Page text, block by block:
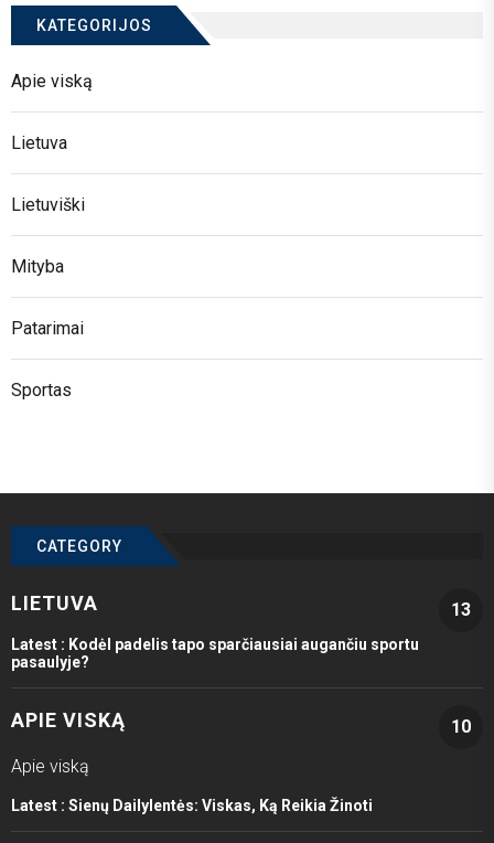
KATEGORIJOS
Apie viską
Lietuva
Lietuviški
Mityba
Patarimai
Sportas
CATEGORY
LIETUVA 13
Latest : Kodėl padelis tapo sparčiausiai augančiu sportu
pasaulyje?
APIE VISKĄ
10
Apie viską
Latest : Sienų Dailylentės: Viskas, Ką Reikia Žinoti